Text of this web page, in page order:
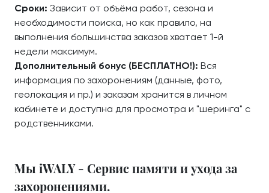
Сроки: Зависит от объёма работ, сезона и
необходимости поиска, но как правило, на
выполнения большинства заказов хватает 1-й
недели максимум.
Дополнительный бонус (БЕСПЛАТНО!): Вся
информация по захоронениям (данные, фото,
геолокация и пр.) и заказам хранится в личном
кабинете и доступна для просмотра и "шеринга" с
родственниками.
Мы iWALY - Сервис памяти и ухода за
захоронениями.